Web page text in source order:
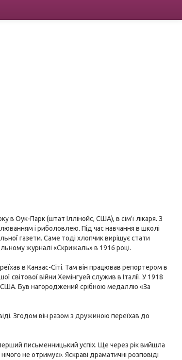
в Оук-Парк (штат Іллінойс, США), в сім'ї лікаря. З
і риболовлею. Під час навчання в школі
газети. Саме тоді хлопчик вирішує стати
журналі «Скрижаль» в 1916 році.
в Канзас-Сіті. Там він працював репортером в
світової війни Хемінгуей служив в Італії. У 1918
США. Був нагороджений срібною медаллю «За
Згодом він разом з дружиною переїхав до
письменницький успіх. Ще через рік вийшла
не отримує». Яскраві драматичні розповіді